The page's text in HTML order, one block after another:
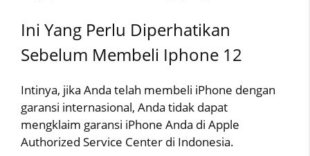
Ini Yang Perlu Diperhatikan
Sebelum Membeli Iphone 12
Intinya, jika Anda telah membeli iPhone dengan
garansi internasional, Anda tidak dapat
mengklaim garansi iPhone Anda di Apple
Authorized Service Center di Indonesia.